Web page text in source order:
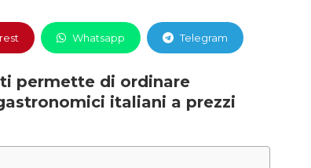
Whatsapp Telegram
permette di ordinare
italiani a prezzi